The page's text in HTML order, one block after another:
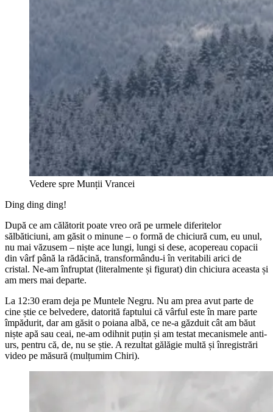
Vedere spre Munții Vrancei
Ding ding ding!
După ce am călătorit poate vreo oră pe urmele diferitelor
sălbăticiuni, am găsit o minune – o formă de chiciură cum, eu unul,
nu mai văzusem – niște ace lungi, lungi si dese, acopereau copacii
din vârf până la rădăcină, transformându-i în veritabili arici de
cristal. Ne-am înfruptat (literalmente și figurat) din chiciura aceasta și
am mers mai departe.
La 12:30 eram deja pe Muntele Negru. Nu am prea avut parte de
cine știe ce belvedere, datorită faptului că vârful este în mare parte
împădurit, dar am găsit o poiana albă, ce ne-a găzduit cât am băut
niște apă sau ceai, ne-am odihnit puțin și am testat mecanismele anti-
urs, pentru că, de, nu se știe. A rezultat gălăgie multă și înregistrări
video pe măsură (mulțumim Chiri).